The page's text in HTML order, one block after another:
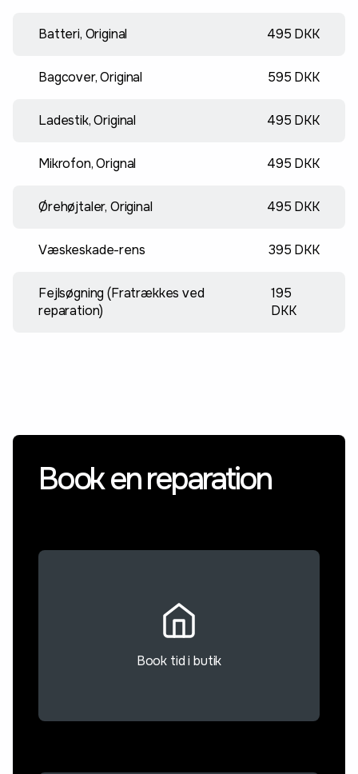
Batteri, Original 495 DKK
Bagcover, Original 595 DKK
Ladestik, Original 495 DKK
Mikrofon, Orignal 495 DKK
Ørehøjtaler, Original 495 DKK
Væskeskade-rens 395 DKK
Fejlsøgning (Fratrækkes ved
reparation)
195
DKK
Book en reparation
Book tid i butik